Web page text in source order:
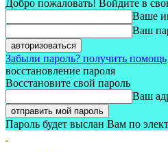
Добро пожаловать! Войдите в
Ваше
Ваш
Забыли пароль? получить помощь
восстановление пароля
Восстановите свой пароль
Ваш
Пароль будет выслан Вам по